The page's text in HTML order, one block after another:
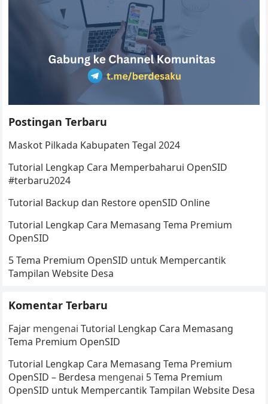
Postingan Terbaru
Maskot Pilkada Kabupaten Tegal 2024
Tutorial Lengkap Cara Memperbaharui OpenSID
#terbaru2024
Tutorial Backup dan Restore openSID Online
Tutorial Lengkap Cara Memasang Tema Premium
OpenSID
5 Tema Premium OpenSID untuk Mempercantik
Tampilan Website Desa
Komentar Terbaru
Fajar mengenaiTutorial Lengkap Cara Memasang
Tema Premium OpenSID
Tutorial Lengkap Cara Memasang Tema Premium
OpenSID – Berdesa mengenai 5 Tema Premium
OpenSID untuk Mempercantik Tampilan Website Desa